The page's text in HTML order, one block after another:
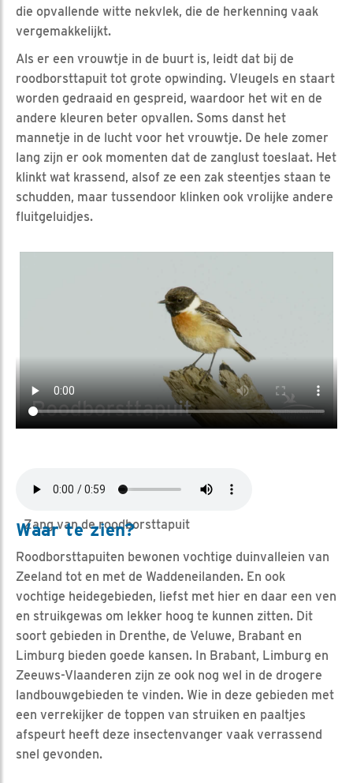
die opvallende witte nekvlek, die de herkenning vaak
vergemakkelijkt.
Als er een vrouwtje in de buurt is, leidt dat bij de
roodborsttapuit tot grote opwinding. Vleugels en staart
worden gedraaid en gespreid, waardoor het wit en de
andere kleuren beter opvallen. Soms danst het
mannetje in de lucht voor het vrouwtje. De hele zomer
lang zijn er ook momenten dat de zanglust toeslaat. Het
klinkt wat krassend, alsof ze een zak steentjes staan te
schudden, maar tussendoor klinken ook vrolijke andere
fluitgeluidjes.
Zang van de roodborsttapuit
Waar te zien?
Roodborsttapuiten bewonen vochtige duinvalleien van
Zeeland tot en met de Waddeneilanden. En ook
vochtige heidegebieden, liefst met hier en daar een ven
en struikgewas om lekker hoog te kunnen zitten. Dit
soort gebieden in Drenthe, de Veluwe, Brabant en
Limburg bieden goede kansen. In Brabant, Limburg en
Zeeuws-Vlaanderen zijn ze ook nog wel in de drogere
landbouwgebieden te vinden. Wie in deze gebieden met
een verrekijker de toppen van struiken en paaltjes
afspeurt heeft deze insectenvanger vaak verrassend
snel gevonden.